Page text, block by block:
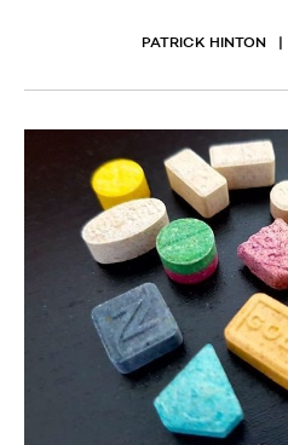
PATRICK HINTON